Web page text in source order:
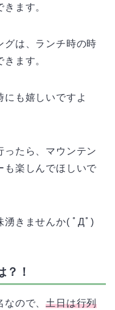
きます。
グは、ランチ時の時
ます。
にも嬉しいですよ
ったら、マウンテン
も楽しんでほしいで
湧きませんか( ﾟДﾟ)
？！
なので、土日は行列